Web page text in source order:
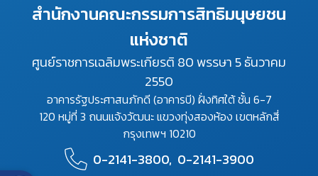
สำนักงานคณะกรรมการสิทธิมนุษยชน
แห่งชาติ
ศูนย์ราชการเฉลิมพระเกียรติ 80 พรรษา 5 ธันวาคม
2550
อาคารรัฐประศาสนภักดี (อาคารบี) ฝั่งทิศใต้ ชั้น 6-7
120 หมู่ที่ 3 ถนนแจ้งวัฒนะ แขวงทุ่งสองห้อง เขตหลักสี่
กรุงเทพฯ 10210
0-2141-3800, 0-2141-3900